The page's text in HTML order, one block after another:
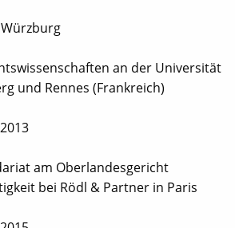
an der Universität
und Rennes (Frankreich)
am Oberlandesgericht
bei Rödl & Partner in Paris